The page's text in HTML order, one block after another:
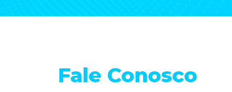
Fale Conosco